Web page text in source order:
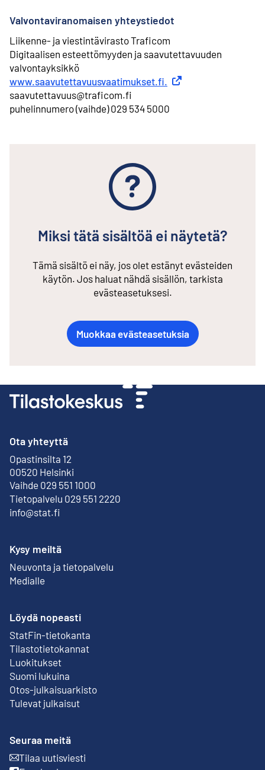
Valvontaviranomaisen yhteystiedot
Liikenne- ja viestintävirasto Traficom
Digitaalisen esteettömyyden ja saavutettavuuden
valvontayksikkö
www.saavutettavuusvaatimukset.fi. Ulkoinen linkki
saavutettavuus@traficom.fi
puhelinnumero (vaihde) 029 534 5000
Miksi tätä sisältöä ei näytetä?
Tämä sisältö ei näy, jos olet estänyt evästeiden
käytön. Jos haluat nähdä sisällön, tarkista
evästeasetuksesi.
Muokkaa evästeasetuksia
Ota yhteyttä
Opastinsilta 12
00520 Helsinki
Ulkoinen linkki
Vaihde 029 551 1000
Tietopalvelu 029 551 2220
info@stat.fi
Kysy meiltä
Neuvonta ja tietopalvelu
Medialle
Löydä nopeasti
StatFin-tietokanta
Ulkoinen linkki
Tilastotietokannat
Luokitukset
Suomi lukuina
Otos-julkaisuarkisto
Ulkoinen linkki
Tulevat julkaisut
Seuraa meitä
Tilaa uutisviesti
Ulkoinen linkki